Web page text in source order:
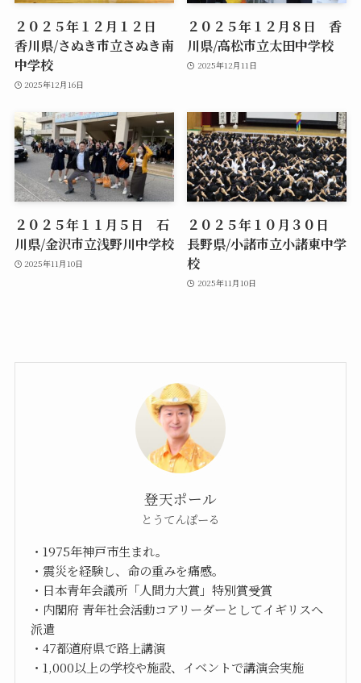
２０２５年１２月１２日
香川県/さぬき市立さぬき南
中学校
2025年12月16日
２０２５年１２月８日 香
川県/高松市立太田中学校
2025年12月11日
２０２５年１１月５日 石
川県/金沢市立浅野川中学校
2025年11月10日
２０２５年１０月３０日
長野県/小諸市立小諸東中学
校
2025年11月10日
登天ポール
とうてんぽーる
・1975年神戸市生まれ。
・震災を経験し、命の重みを痛感。
・日本青年会議所「人間力大賞」特別賞受賞
・内閣府 青年社会活動コアリーダーとしてイギリスへ
派遣
・47都道府県で路上講演
・1,000以上の学校や施設、イベントで講演会実施